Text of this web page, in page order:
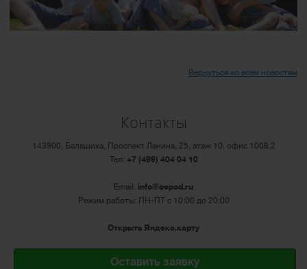
Вернуться ко всем новостям
Контакты
143900, Балашиха, Проспект Ленина, 25, этаж 10, офис 1008.2
Тел: +7 (499) 404 04 10
Email: info@cepod.ru
Режим работы: ПН-ПТ с 10:00 до 20:00
Открыть Яндекс.карту
Оставить заявку